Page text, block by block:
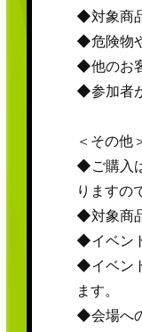
◆対象商
◆危険物
◆他のお
◆参加者
＜その他
◆ご購入
りますの
◆対象商
◆イベン
◆イベン
ます。
◆会場へ